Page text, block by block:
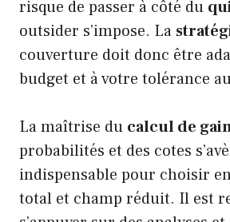
risque de passer à côté du
outsider s’impose. La
couverture doit donc être
budget et à votre tolérance
La maîtrise du calcul de
probabilités et des cotes
indispensable pour choisir
total et champ réduit. Il est